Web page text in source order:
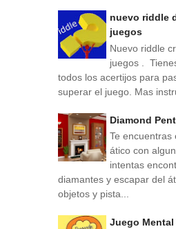
nuevo riddle
juegos
Nuevo riddle
juegos .
todos los acertijos para
superar el juego. Mas
Diamond
Te encuentras
ático con
intentas
diamantes y escapar del
objetos y pista...
Juego Mental